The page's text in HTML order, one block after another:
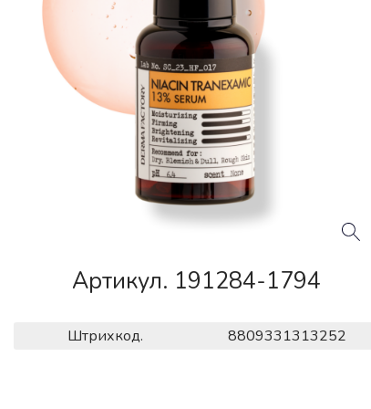
Артикул. 191284-1794
Штрихкод. 8809331313252